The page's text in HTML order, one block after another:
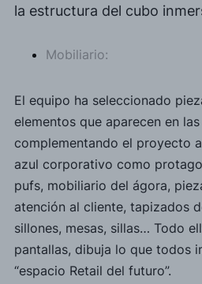
la estructura del cubo
Mobiliario:
El equipo ha seleccionado
elementos que aparecen en
complementando el proyecto
azul corporativo como
pufs, mobiliario del ágora,
atención al cliente, tapizados
sillones, mesas, sillas… Todo
pantallas, dibuja lo que todos
“espacio Retail del futuro”.